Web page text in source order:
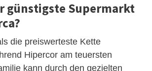
günstigste Supermarkt
die preiswerteste Kette
Hipercor am teuersten
kann durch den gezielten